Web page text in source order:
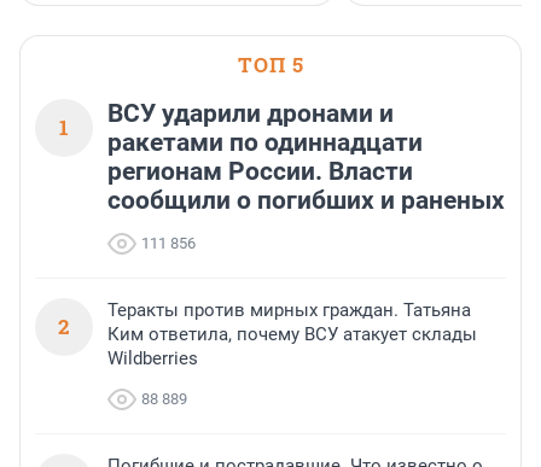
ТОП 5
1
ВСУ ударили дронами и
ракетами по одиннадцати
регионам России. Власти
сообщили о погибших и раненых
111 856
2
Теракты против мирных граждан. Татьяна
Ким ответила, почему ВСУ атакует склады
Wildberries
88 889